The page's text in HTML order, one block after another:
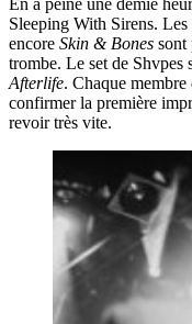
Sleeping With Sirens. Les
encore Skin & Bones sont
trombe. Le set de Shvpes
Afterlife. Chaque membre
confirmer la première
revoir très vite.